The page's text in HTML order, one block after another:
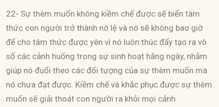
22- Sự thèm muốn không kiềm chế được sẽ biến tâm
thức con người trở thành nô lệ và nó sẽ không bao giờ
để cho tâm thức được yên vì nó luôn thúc đẩy tạo ra vô
số các cảnh huống trong sự sinh hoạt hằng ngày, nhằm
giúp nó đuổi theo các đối tượng của sự thèm muốn mà
nó chưa đạt được. Kiềm chế và khắc phục được sự thèm
muốn sẽ giải thoát con người ra khỏi mọi cảnh